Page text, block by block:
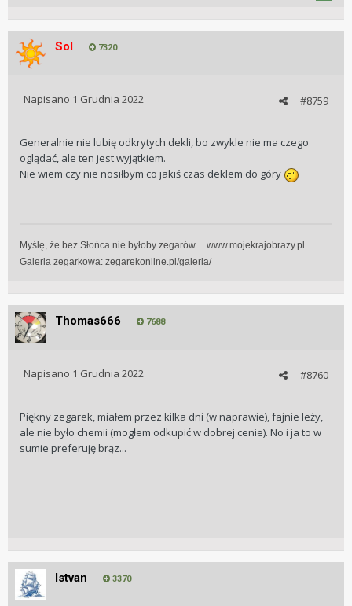
Sol 7320
#8759
Napisano 1 Grudnia 2022
Generalnie nie lubię odkrytych dekli, bo zwykle nie ma czego
oglądać, ale ten jest wyjątkiem.
Nie wiem czy nie nosiłbym co jakiś czas deklem do góry
Myślę, że bez Słońca nie byłoby zegarów... www.mojekrajobrazy.pl
Galeria zegarkowa: zegarekonline.pl/galeria/
Thomas666 7688
#8760
Napisano 1 Grudnia 2022
Piękny zegarek, miałem przez kilka dni (w naprawie), fajnie leży,
ale nie było chemii (mogłem odkupić w dobrej cenie). No i ja to w
sumie preferuję brąz...
Istvan 3370